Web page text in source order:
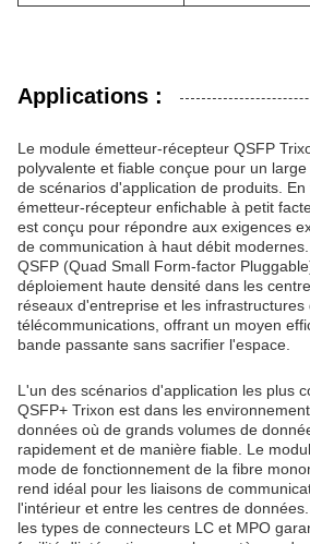
Applications :
Le module émetteur-récepteur QSFP
polyvalente et fiable conçue pour un
de scénarios d'application de produits.
émetteur-récepteur enfichable à petit
est conçu pour répondre aux exigences
de communication à haut débit
QSFP (Quad Small Form-factor
déploiement haute densité dans les
réseaux d'entreprise et les infrastructures
télécommunications, offrant un moyen
bande passante sans sacrifier l'espace.
L'un des scénarios d'application les plus
QSFP+ Trixon est dans les
données où de grands volumes de
rapidement et de manière fiable. Le
mode de fonctionnement de la fibre
rend idéal pour les liaisons de
l'intérieur et entre les centres de
les types de connecteurs LC et MPO